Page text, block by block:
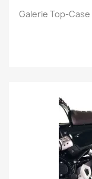
Galerie Top-Case